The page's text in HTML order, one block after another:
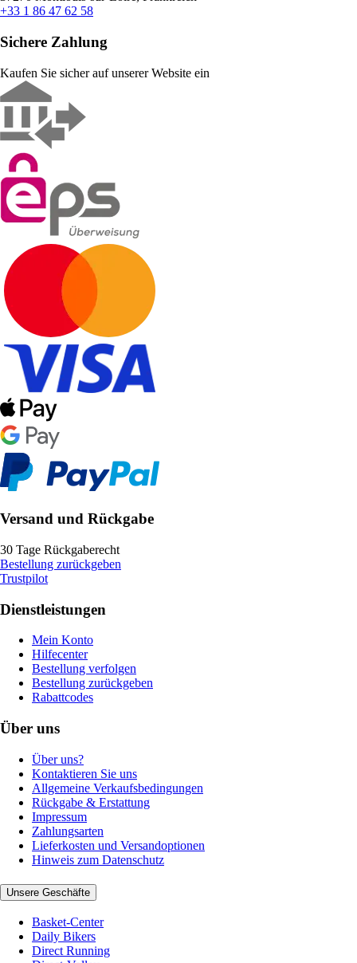
+33 1 86 47 62 58
Sichere Zahlung
Kaufen Sie sicher auf unserer Website ein
Versand und Rückgabe
30 Tage Rückgaberecht
Bestellung zurückgeben
Trustpilot
Dienstleistungen
Mein Konto
Hilfecenter
Bestellung verfolgen
Bestellung zurückgeben
Rabattcodes
Über uns
Über uns?
Kontaktieren Sie uns
Allgemeine Verkaufsbedingungen
Rückgabe & Erstattung
Impressum
Zahlungsarten
Lieferkosten und Versandoptionen
Hinweis zum Datenschutz
Unsere Geschäfte
Basket-Center
Daily Bikers
Direct Running